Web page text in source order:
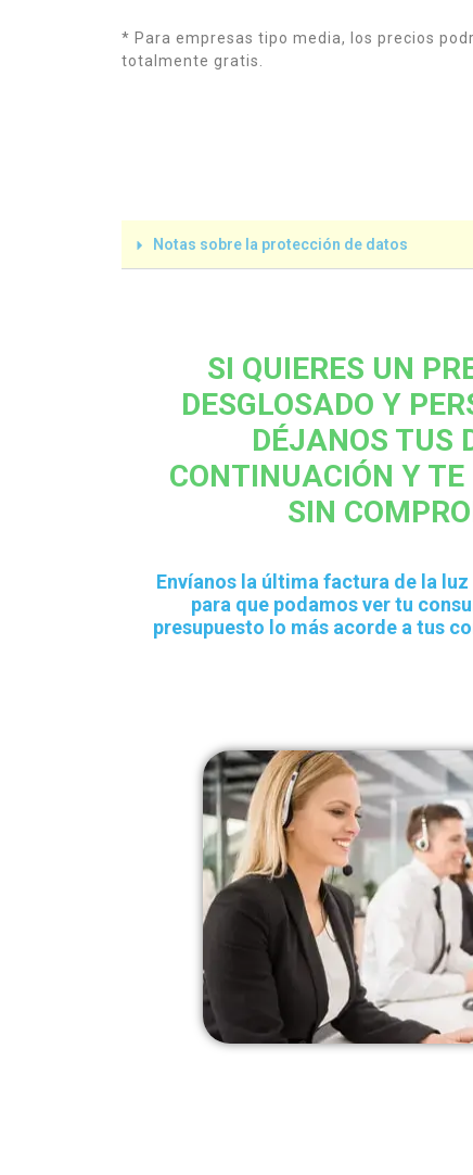
* Para empresas tipo media, los precios
totalmente gratis.
Notas sobre la protección de datos
SI QUIERES UN
DESGLOSADO Y
DÉJANOS TUS
CONTINUACIÓN Y
SIN
Envíanos la última factura de la
para que podamos ver tu
presupuesto lo más acorde a tus